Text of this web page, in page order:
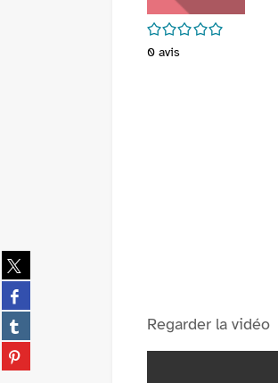
Partager
sur
twitter
(Nouvelle
fenêtre)
Partager
sur
facebook
(Nouvelle
fenêtre)
Partager
sur
tumblr
Partager
sur
/5
0 avis
Regarder la vidéo